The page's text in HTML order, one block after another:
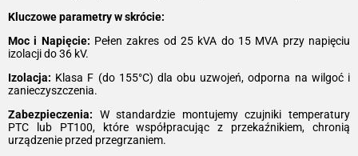
Kluczowe parametry w skrócie:
Moc i Napięcie: Pełen zakres od 25 kVA do 15 MVA przy napięciu
izolacji do 36 kV.
Izolacja: Klasa F (do 155°C) dla obu uzwojeń, odporna na wilgoć i
zanieczyszczenia.
Zabezpieczenia: W standardzie montujemy czujniki temperatury
PTC lub PT100, które współpracując z przekaźnikiem, chronią
urządzenie przed przegrzaniem.